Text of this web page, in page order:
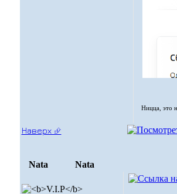
Ницца, это
Наверх ⮵
Nata Nata